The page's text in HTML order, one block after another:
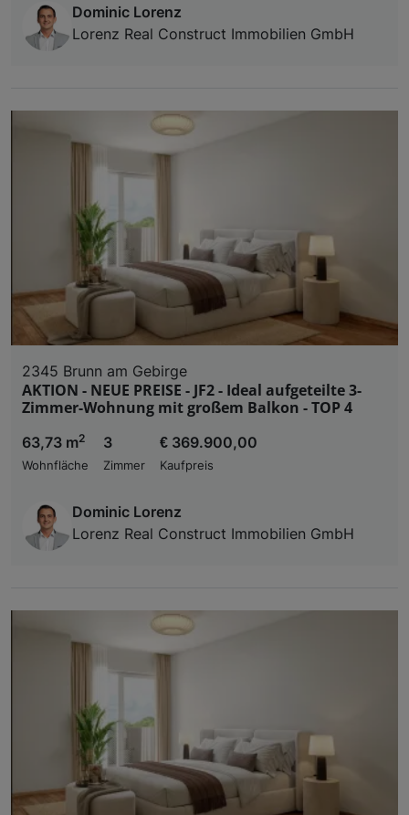
Dominic Lorenz
Lorenz Real Construct Immobilien GmbH
2345 Brunn am Gebirge
AKTION - NEUE PREISE - JF2 - Ideal aufgeteilte 3-
Zimmer-Wohnung mit großem Balkon - TOP 4
63,73 m2
Wohnfläche
3
Zimmer
€ 369.900,00
Kaufpreis
Dominic Lorenz
Lorenz Real Construct Immobilien GmbH